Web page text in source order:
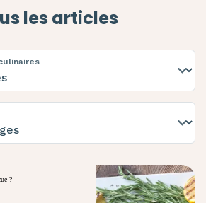
les articles
?